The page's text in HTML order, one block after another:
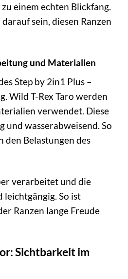
einem echten Blickfang.
sein, diesen Ranzen
und Materialien
Step by 2in1 Plus –
Wild T-Rex Taro werden
verwendet. Diese
und wasserabweisend. So
den Belastungen des
verarbeitet und die
leichtgängig. So ist
Ranzen lange Freude
Sichtbarkeit im